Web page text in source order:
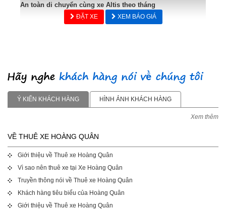
An toàn di chuyển cùng xe Altis theo tháng
ĐẶT XE XEM BÁO GIÁ
Ý KIẾN KHÁCH HÀNG HÌNH ẢNH KHÁCH HÀNG
Xem thêm
VỀ THUÊ XE HOÀNG QUÂN
Giới thiệu về Thuê xe Hoàng Quân
Vì sao nên thuê xe tại Xe Hoàng Quân
Truyền thông nói về Thuê xe Hoàng Quân
Khách hàng tiêu biểu của Hoàng Quân
Giới thiệu về Thuê xe Hoàng Quân